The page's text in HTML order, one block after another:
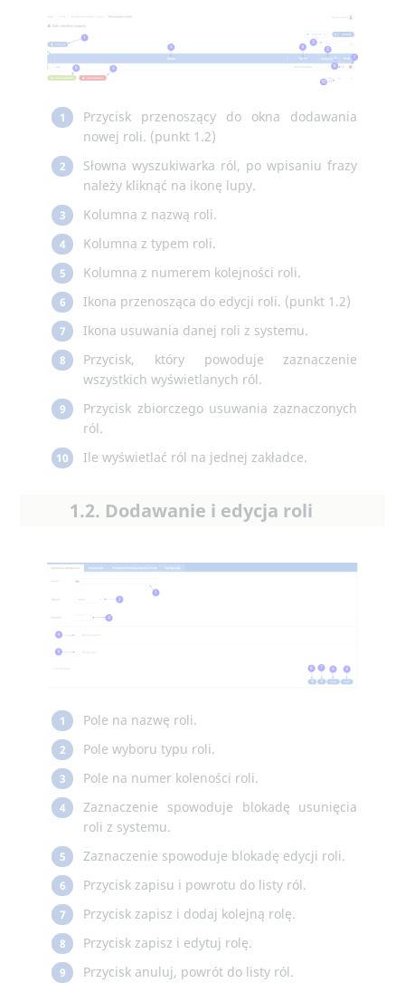
1
Przycisk przenoszący do okna dodawania
nowej roli. (punkt 1.2)
2
Słowna wyszukiwarka ról, po wpisaniu frazy
należy kliknąć na ikonę lupy.
3 Kolumna z nazwą roli.
4 Kolumna z typem roli.
5 Kolumna z numerem kolejności roli.
6 Ikona przenosząca do edycji roli. (punkt 1.2)
7 Ikona usuwania danej roli z systemu.
8
Przycisk, który powoduje zaznaczenie
wszystkich wyświetlanych ról.
9
Przycisk zbiorczego usuwania zaznaczonych
ról.
10 Ile wyświetlać ról na jednej zakładce.
1.2. Dodawanie i edycja roli
1 Pole na nazwę roli.
2 Pole wyboru typu roli.
3 Pole na numer koleności roli.
4
Zaznaczenie spowoduje blokadę usunięcia
roli z systemu.
5 Zaznaczenie spowoduje blokadę edycji roli.
6 Przycisk zapisu i powrotu do listy ról.
7 Przycisk zapisz i dodaj kolejną rolę.
8 Przycisk zapisz i edytuj rolę.
9 Przycisk anuluj, powrót do listy ról.